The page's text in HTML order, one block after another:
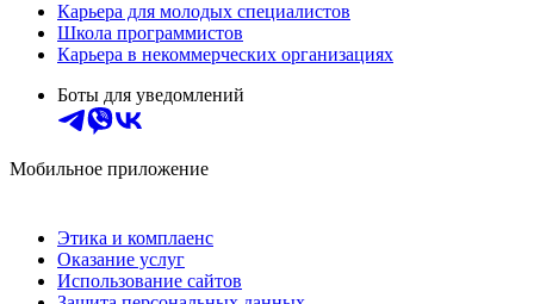
Карьера для молодых специалистов
Школа программистов
Карьера в некоммерческих организациях
Боты для уведомлений
Мобильное приложение
Этика и комплаенс
Оказание услуг
Использование сайтов